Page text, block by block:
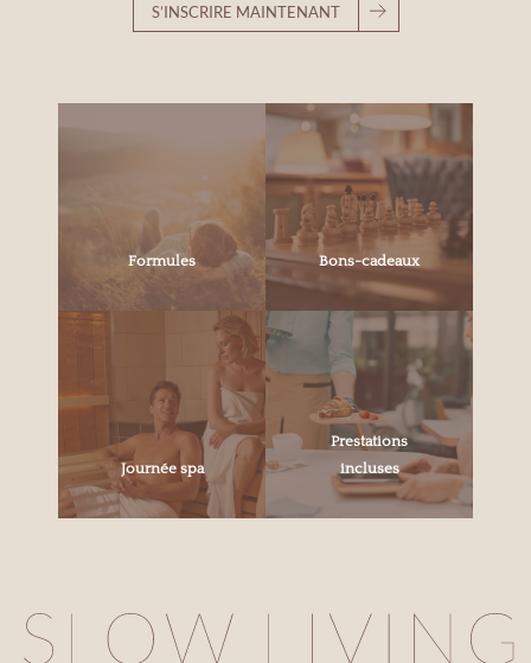
S’INSCRIRE MAINTENANT
Formules Bons-cadeaux
Journée spa
Prestations
incluses